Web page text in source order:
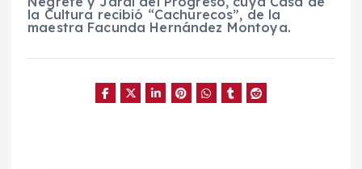
la Cultura recibió “Cachurecos”, de la
maestra Facunda Hernández Montoya.